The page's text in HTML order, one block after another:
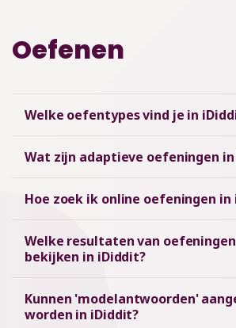
Oefenen
Welke oefentypes vind je in
Wat zijn adaptieve oefeningen
Hoe zoek ik online oefeningen in
Welke resultaten van
bekijken in iDiddit?
Kunnen 'modelantwoorden'
worden in iDiddit?